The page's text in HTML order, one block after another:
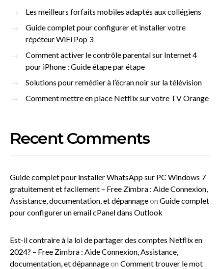
Les meilleurs forfaits mobiles adaptés aux collégiens
Guide complet pour configurer et installer votre
répéteur WiFi Pop 3
Comment activer le contrôle parental sur Internet 4
pour iPhone : Guide étape par étape
Solutions pour remédier à l’écran noir sur la télévision
Comment mettre en place Netflix sur votre TV Orange
Recent Comments
Guide complet pour installer WhatsApp sur PC Windows 7
gratuitement et facilement – Free Zimbra : Aide Connexion,
Assistance, documentation, et dépannageon Guide complet
pour configurer un email cPanel dans Outlook
Est-il contraire à la loi de partager des comptes Netflix en
2024? – Free Zimbra : Aide Connexion, Assistance,
documentation, et dépannageon Comment trouver le mot